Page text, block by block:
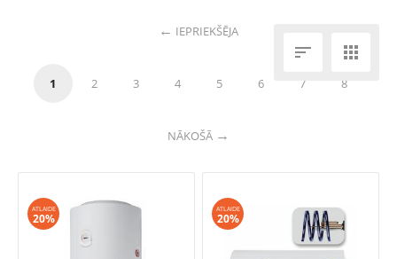
IEPRIEKŠĒJA
1 2 3 4 5 6 7 8
NĀKOŠĀ
 
ATLAIDE
20%
ATLAIDE
20%